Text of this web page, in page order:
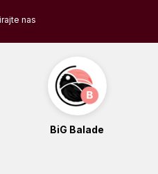
nas
BiG Balade